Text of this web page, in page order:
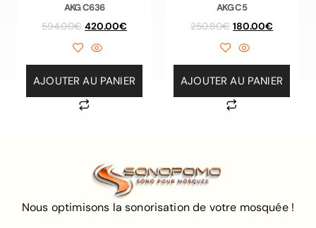
AKG C636
594.00€ 420.00€
AJOUTER AU PANIER
AKG C5
250.80€ 180.00€
AJOUTER AU PANIER
Nous optimisons la sonorisation de votre mosquée !